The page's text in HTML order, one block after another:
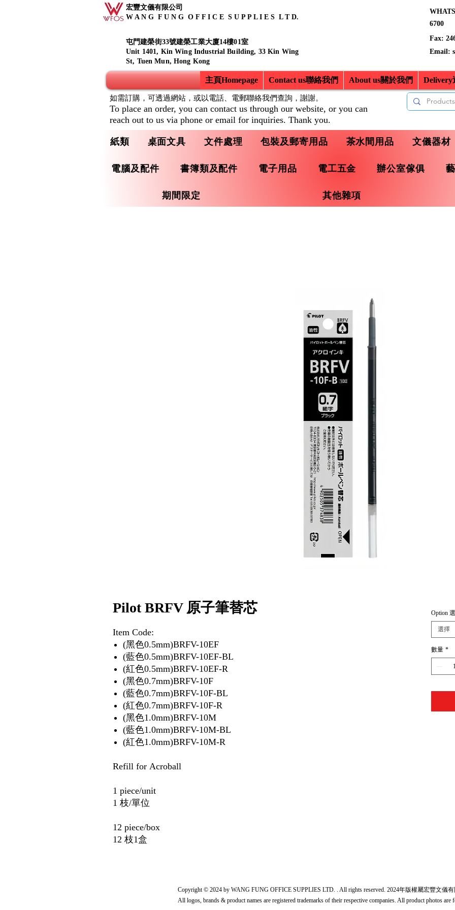
宏豐文儀有限公司
W A N G F U N G O F F I C E S U P P L I E S L T D.
屯門建榮街33號建榮工業大廈14樓01室
Unit 1401, Kin Wing Industrial Building, 33 Kin Wing
St, Tuen Mun, Hong Kong
6700
Fax:
Email:
主頁Homepage Contact us聯絡我們 About us關於我們 Delivery
紙類 桌面文具 文件處理 包裝及郵寄用品 茶水間用品 文儀器材
電腦及配件 書簿類及配件 電子用品 電工五金 辦公室傢俱
期間限定 其他雜項
如需訂購，可透過網站，或以電話、電郵聯絡我們查詢， 謝謝。
To place an order, you can contact us through our website, or you can
reach out to us via phone or email for inquiries. Thank you.
Pilot BRFV 原子筆替芯
Item Code:
(黑色0.5mm)BRFV-10EF
(藍色0.5mm)BRFV-10EF-BL
(紅色0.5mm)BRFV-10EF-R
(黑色0.7mm)BRFV-10F
(藍色0.7mm)BRFV-10F-BL
(紅色0.7mm)BRFV-10F-R
(黑色1.0mm)BRFV-10M
(藍色1.0mm)BRFV-10M-BL
(紅色1.0mm)BRFV-10M-R
Refill for Acroball
1 piece/unit
1 枝/單位
12 piece/box
12 枝1盒
Option
選擇
數量 *
Copyright © 2024 by WANG FUNG OFFICE SUPPLIES LTD. . All rights reserved. 2024年版權屬宏豐文儀
All logos, brands & product names are registered trademarks of their respective companies. All product photos are